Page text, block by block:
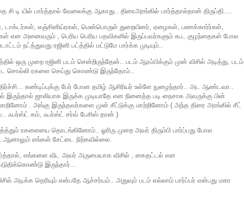
சி டி யில் பார்த்தால் வேலைக்கு ஆகாது.. திரைஅரங்கில் பார்த்தால்தான் திருப்தி....
டாக்டர்கள், எஞ்சினிய்ரகள், மென்பொருள் துறையினர், ஏழைகள், பணக்கார்ர்கள்,
என அனைவரும் , பெரிய பெரிய பதவிகளில் இருப்பவர்களும் கூட குழந்தைகள் போல
நட்த்துவது ரஜினி பட்த்தில் மட்டுமே பார்க்க முடியும்..
ஒரு முறை ரஜினி படம் சென்றிருந்தேன்.. படம் ஆரம்பிக்கும் முன் விசில் அடித்து, படம்
சொல்லி ரகளை செய்து கொண்டு இருந்தோம்..
கண்டிப்புக்கு பேர் போன தமிழ் ஆசிரியர் உள்ளே நுழைந்தார்.. அட ஆண்டவா..
இருந்தால் ஜாலியாக இருக்க முடியாதே என நினைத்த படி நைசாக அவருக்கு பின்
. அங்கு இருந்தவர்களை முன் சீட்டுக்கு மாற்றினோம் ( அந்த திரை அரங்கில் சீட்
கம், ஃபர்ஸ்ட் சர்வ் பேசிஸ் தான் )
ரகளையை தொடங்கினோம்.. ஓரிரு முறை அவர் திரும்பி பார்ப்பது போல
எங்கள் சேட்டை நிற்கவில்லை.
எங்களை விட அவர் அருமையாக விசில் , கைதட்டல் என
இருந்தார்...
அடிக்க தெரியும் என்பதே ஆச்சர்யம்.. அதுவும் படம் எல்லாம் பார்ப்பர் என்பது மகா